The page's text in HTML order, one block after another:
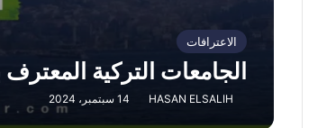
الاعترافات
الجامعات التركية المعترف
HASAN ELSALIH 14 سبتمبر، 2024